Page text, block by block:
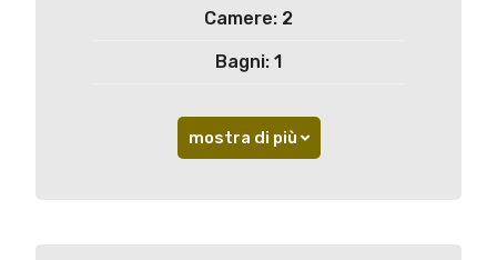
Camere: 2
Bagni: 1
mostra di più